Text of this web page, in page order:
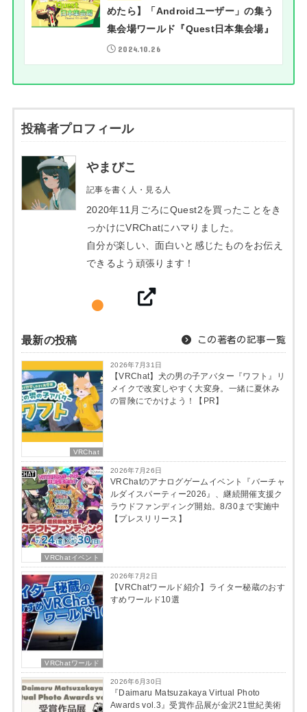
めたら】「Androidユーザー」の集う
集会場ワールド『Quest日本集会場』
2024.10.26
投稿者プロフィール
やまびこ
記事を書く人・見る人
2020年11月ごろにQuest2を買ったことをき
っかけにVRChatにハマりました。
自分が楽しい、面白いと感じたものをお伝え
できるよう頑張ります！
最新の投稿 この著者の記事一覧
VRChat
2026年7月31日
【VRChat】犬の男の子アバター『ワフト』リ
メイクで改変しやすく大変身。一緒に夏休み
の冒険にでかけよう！【PR】
VRChatイベント
2026年7月26日
VRChatのアナログゲームイベント『バーチャ
ルダイスパーティー2026』、継続開催支援ク
ラウドファンディング開始。8/30まで実施中
【プレスリリース】
VRChatワールド
2026年7月2日
【VRChatワールド紹介】ライター秘蔵のおす
すめワールド10選
2026年6月30日
『Daimaru Matsuzakaya Virtual Photo
Awards vol.3』受賞作品展が金沢21世紀美術